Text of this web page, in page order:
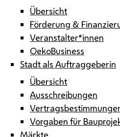
Übersicht
Förderung &
Veranstalter*innen
OekoBusiness
Stadt als Auftraggeberin
Übersicht
Ausschreibungen
Vorgaben für
Märkte